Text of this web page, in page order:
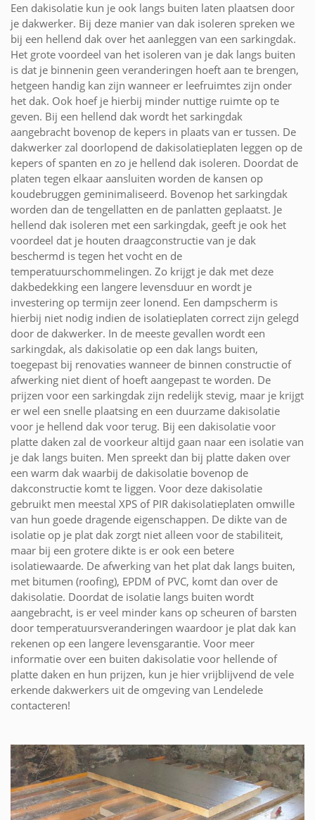
Een dakisolatie kun je ook langs buiten laten plaatsen door
je dakwerker. Bij deze manier van dak isoleren spreken we
bij een hellend dak over het aanleggen van een sarkingdak.
Het grote voordeel van het isoleren van je dak langs buiten
is dat je binnenin geen veranderingen hoeft aan te brengen,
hetgeen handig kan zijn wanneer er leefruimtes zijn onder
het dak. Ook hoef je hierbij minder nuttige ruimte op te
geven. Bij een hellend dak wordt het sarkingdak
aangebracht bovenop de kepers in plaats van er tussen. De
dakwerker zal doorlopend de dakisolatieplaten leggen op de
kepers of spanten en zo je hellend dak isoleren. Doordat de
platen tegen elkaar aansluiten worden de kansen op
koudebruggen geminimaliseerd. Bovenop het sarkingdak
worden dan de tengellatten en de panlatten geplaatst. Je
hellend dak isoleren met een sarkingdak, geeft je ook het
voordeel dat je houten draagconstructie van je dak
beschermd is tegen het vocht en de
temperatuurschommelingen. Zo krijgt je dak met deze
dakbedekking een langere levensduur en wordt je
investering op termijn zeer lonend. Een dampscherm is
hierbij niet nodig indien de isolatieplaten correct zijn gelegd
door de dakwerker. In de meeste gevallen wordt een
sarkingdak, als dakisolatie op een dak langs buiten,
toegepast bij renovaties wanneer de binnen constructie of
afwerking niet dient of hoeft aangepast te worden. De
prijzen voor een sarkingdak zijn redelijk stevig, maar je krijgt
er wel een snelle plaatsing en een duurzame dakisolatie
voor je hellend dak voor terug. Bij een dakisolatie voor
platte daken zal de voorkeur altijd gaan naar een isolatie van
je dak langs buiten. Men spreekt dan bij platte daken over
een warm dak waarbij de dakisolatie bovenop de
dakconstructie komt te liggen. Voor deze dakisolatie
gebruikt men meestal XPS of PIR dakisolatieplaten omwille
van hun goede dragende eigenschappen. De dikte van de
isolatie op je plat dak zorgt niet alleen voor de stabiliteit,
maar bij een grotere dikte is er ook een betere
isolatiewaarde. De afwerking van het plat dak langs buiten,
met bitumen (roofing), EPDM of PVC, komt dan over de
dakisolatie. Doordat de isolatie langs buiten wordt
aangebracht, is er veel minder kans op scheuren of barsten
door temperatuursveranderingen waardoor je plat dak kan
rekenen op een langere levensgarantie. Voor meer
informatie over een buiten dakisolatie voor hellende of
platte daken en hun prijzen, kun je hier vrijblijvend de vele
erkende dakwerkers uit de omgeving van Lendelede
contacteren!